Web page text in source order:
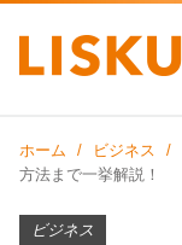
ホーム ビジネス
方法まで一挙解説！
ビジネス